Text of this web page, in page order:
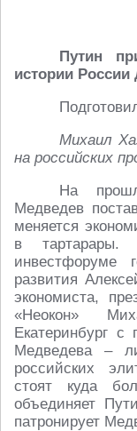
Путин
истории
Михаил
на российских
На
Медведев
меняется
в
инвестфоруме
развития
экономиста,
«Неокон»
Екатеринбург с
Медведева –
российских
стоят куда
объединяет
патронирует